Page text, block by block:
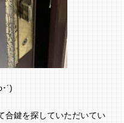
ゞ
合鍵を探していただいてい